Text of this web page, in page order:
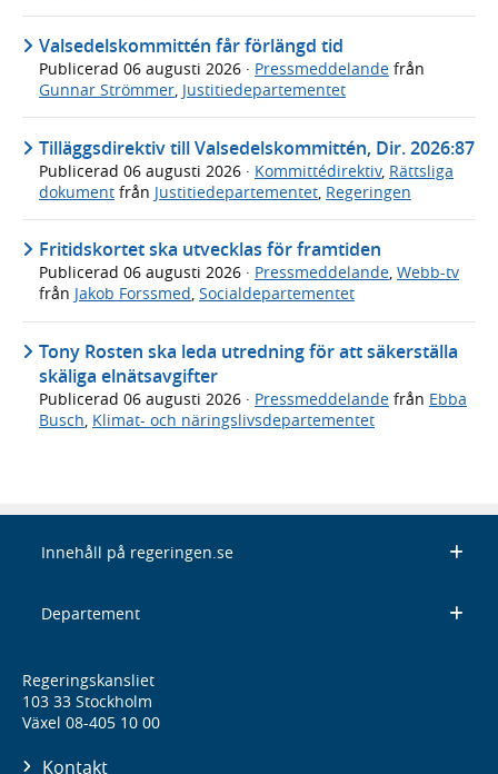
Valsedelskommittén får förlängd tid
Publicerad 06 augusti 2026 · Pressmeddelande från
Gunnar Strömmer, Justitiedepartementet
Tilläggsdirektiv till Valsedelskommittén, Dir. 2026:87
Publicerad 06 augusti 2026 · Kommittédirektiv, Rättsliga
dokument från Justitiedepartementet Regeringen
Fritidskortet ska utvecklas för framtiden
Publicerad 06 augusti 2026 · Pressmeddelande, Webb-tv
från Jakob Forssmed, Socialdepartementet
Tony Rosten ska leda utredning för att säkerställa
skäliga elnätsavgifter
Publicerad 06 augusti 2026 · Pressmeddelande från Ebba
Busch, Klimat- och näringslivsdepartementet
Innehåll på regeringen.se
Departement
Regeringskansliet
103 33 Stockholm
Växel 08-405 10 00
Kontakt